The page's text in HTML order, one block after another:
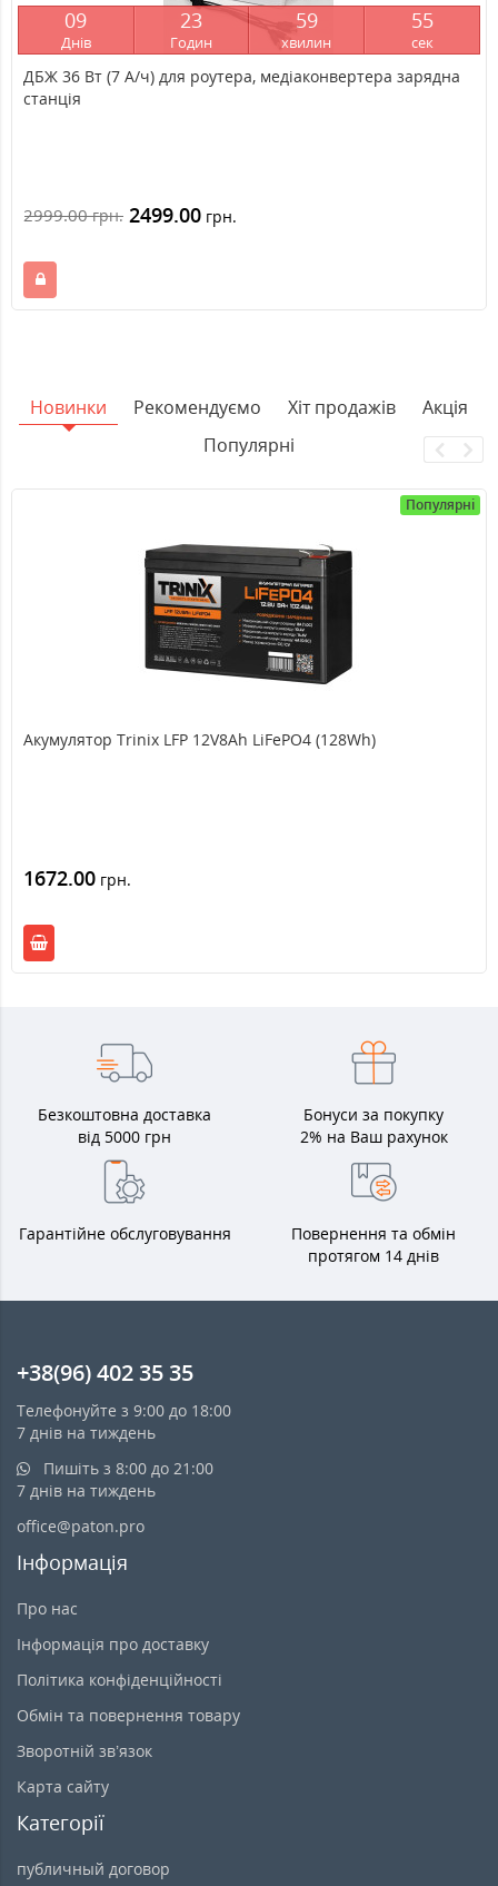
09
Днів
23
Годин
59
хвилин
54
сек
ДБЖ 36 Вт (7 А/ч) для роутера, медіаконвертера зарядна
станція
2999.00грн. 2499.00 грн.
Новинки Рекомендуємо Хіт продажів
Акція
Популярні
Популярні
Акумулятор Trinix LFP 12V8Ah LiFePO4 (128Wh)
1672.00 грн.
Безкоштовна доставка
від 5000 грн
Бонуси за покупку
2% на Ваш рахунок
Гарантійне обслуговування
Повернення та обмін
протягом 14 днів
+38(96) 402 35 35
Телефонуйте з 9:00 до 18:00
7 днів на тиждень
Пишіть з 8:00 до 21:00
7 днів на тиждень
office@paton.pro
Інформація
Про нас
Інформація про доставку
Політика конфіденційності
Обмін та повернення товару
Зворотній зв’язок
Карта сайту
Категорії
публичный договор